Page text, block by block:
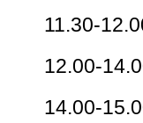
11.30-
12.00-
14.00-